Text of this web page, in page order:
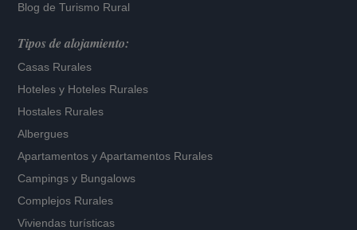
Blog de Turismo Rural
Tipos de alojamiento:
Casas Rurales
Hoteles y Hoteles Rurales
Hostales Rurales
Albergues
Apartamentos yApartamentos Rurales
Campings y Bungalows
Complejos Rurales
Viviendas turísticas